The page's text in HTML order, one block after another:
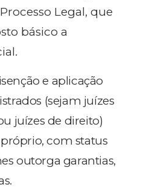
Legal, que
básico a
e aplicação
(sejam juízes
juízes de direito)
com status
outorga garantias,